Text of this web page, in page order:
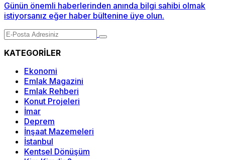
Günün önemli haberlerinden anında bilgi sahibi olmak
istiyorsanız eğer haber bültenine üye olun.
KATEGORİLER
Ekonomi
Emlak Magazini
Emlak Rehberi
Konut Projeleri
İmar
Deprem
İnşaat Mazemeleri
İstanbul
Kentsel Dönüşüm